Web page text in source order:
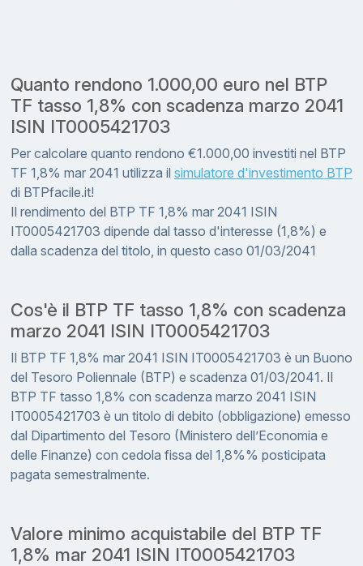
Quanto rendono 1.000,00 euro nel BTP
TF tasso 1,8% con scadenza marzo 2041
ISIN IT0005421703
Per calcolare quanto rendono €1.000,00 investiti nel BTP
TF 1,8% mar 2041 utilizza il simulatore d'investimento BTP
di BTPfacile.it!
Il rendimento del BTP TF 1,8% mar 2041 ISIN
IT0005421703 dipende dal tasso d'interesse (1,8%) e
dalla scadenza del titolo, in questo caso 01/03/2041
Cos'è il BTP TF tasso 1,8% con scadenza
marzo 2041 ISIN IT0005421703
Il BTP TF 1,8% mar 2041 ISIN IT0005421703 è un Buono
del Tesoro Poliennale (BTP) e scadenza 01/03/2041. Il
BTP TF tasso 1,8% con scadenza marzo 2041 ISIN
IT0005421703 è un titolo di debito (obbligazione) emesso
dal Dipartimento del Tesoro (Ministero dell’Economia e
delle Finanze) con cedola fissa del 1,8%% posticipata
pagata semestralmente.
Valore minimo acquistabile del BTP TF
1,8% mar 2041 ISIN IT0005421703